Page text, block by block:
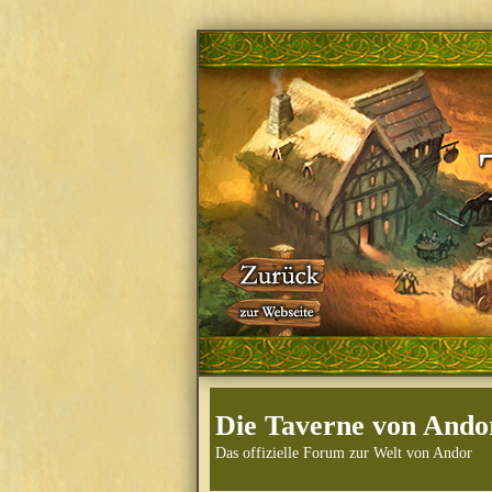
Die Taverne von
Das offizielle Forum zur Welt von Andor